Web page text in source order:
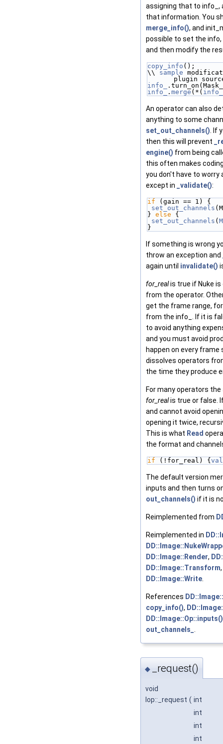
assigning that to info_,
that information. You
merge_info(), and
possible to set the
and then modify the
copy_info ();
\\ sample
plugin
info_
info_
. merge (*( info_
An operator can also
anything to some
set_out_channels() . If
then this will prevent
engine() from being
this often makes
you don't have to
except in
_validate():
if (gain == 1) {
set_out_channels
} else {
set_out_channels (
}
If something is wrong
throw an exception and
again until invalidate()
for_realis true if Nuke is
from the operator.
get the frame range,
from the info_. If it is
to avoid anything
and you must avoid
happen on every
dissolves operators
the time they produce
For many operators
for_realis true or false.
and cannot avoid
opening it twice,
This is what Read
the format and
if (!for_real) {
The default version
inputs and then turns
out_channels() if it is
Reimplemented from
Reimplemented in
DD::Image::Render,
DD::Image::Transform,
DD::Image::Write
References
copy_info(),
DD::Image::Op::inputs()
out_channels_
◆ _request()
void
Iop::_request ( int
int
int
int